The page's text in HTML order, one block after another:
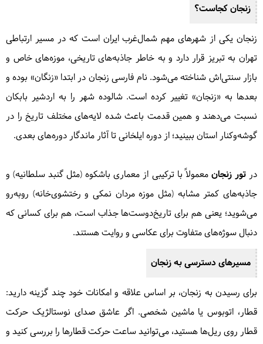
زنجان کجاست؟
زنجان یکی از شهرهای مهم شمال‌غرب ایران است که در مسیر ارتباطی
تهران به تبریز قرار دارد و به خاطر جاذبه‌های تاریخی، موزه‌های خاص و
بازار سنتی‌اش شناخته می‌شود. نام فارسی زنجان در ابتدا «زنگان» بوده و
بعدها به «زنجان» تغییر کرده است. شالوده شهر را به اردشیر بابکان
نسبت می‌دهند و همین قدمت باعث شده لایه‌های مختلف تاریخ را در
گوشه‌وکنار استان ببینید؛ از دوره ایلخانی تا آثار ماندگار دوره‌های بعدی.
درتور زنجان معمولاً با ترکیبی از معماری باشکوه (مثل گنبد سلطانیه) و
جاذبه‌های کمتر مشابه (مثل موزه مردان نمکی و رختشوی‌خانه) روبه‌رو
می‌شوید؛ یعنی هم برای تاریخ‌دوست‌ها جذاب است، هم برای کسانی که
دنبال سوژه‌های متفاوت برای عکاسی و روایت هستند.
مسیرهای دسترسی به زنجان
برای رسیدن به زنجان، بر اساس علاقه و امکانات خود چند گزینه دارید:
قطار، اتوبوس یا ماشین شخصی. اگر عاشق صدای نوستالژیک حرکت
قطار روی ریل‌ها هستید، می‌توانید ساعت حرکت قطارها را بررسی کنید و